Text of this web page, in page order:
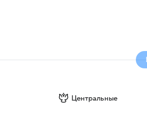
Центральные